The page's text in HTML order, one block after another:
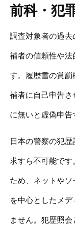
前科・犯
調査対象者の過去
補者の信頼性や
す。履歴書の賞
補者に自己申告
に無いと虚偽申告
日本の警察の犯
求すら不可能で
ため、ネットや
を中心としたメ
ません。犯歴照